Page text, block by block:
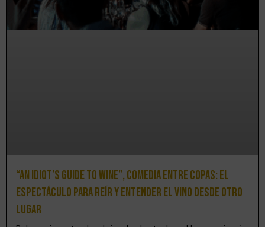
“An Idiot’s Guide to Wine”, comedia entre copas: el
espectáculo para reír y entender el vino desde otro
lugar